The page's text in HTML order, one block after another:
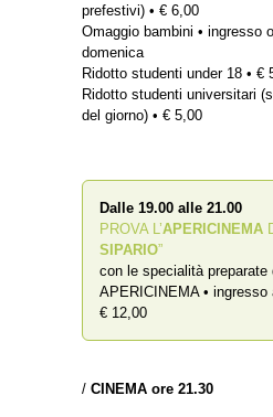
prefestivi) • € 6,00
Omaggio bambini • ingresso
domenica
Ridotto studenti under 18 • €
Ridotto studenti universitari
del giorno) • € 5,00
Dalle 19.00 alle 21.00
PROVA L’APERICINEMA
SIPARIO”
con le specialità preparate
APERICINEMA •
€ 12,00
/ CINEMA ore 21.30